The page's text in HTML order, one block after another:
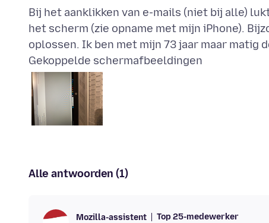
Bij het aanklikken van e-mails (niet bij alle)
het scherm (zie opname met mijn iPhone).
Gekoppelde schermafbeeldingen
Alle antwoorden (1)
Mozilla-assistent Top 25-medewerker